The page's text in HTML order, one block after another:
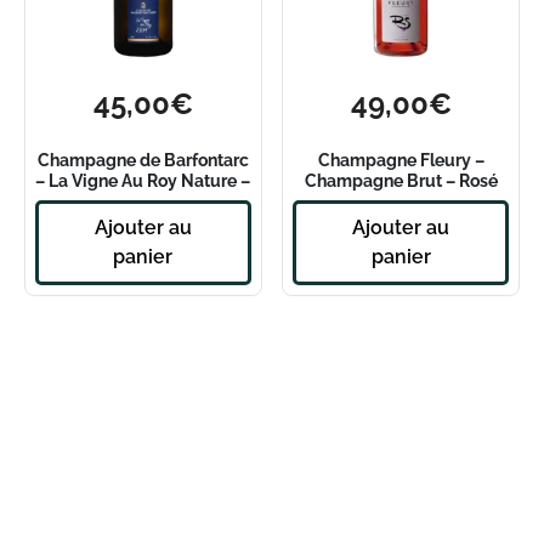
45,00€
Champagne de Barfontarc
– La Vigne Au Roy Nature –
2014
Ajouter au
panier
49,00€
Champagne Fleury –
Champagne Brut – Rosé
de Saignée
Ajouter au
panier